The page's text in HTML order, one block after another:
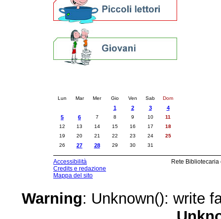
Lun Mar Mer Gio Ven Sab Dom
1 2 3
4
5
6 7 8 9 10
11
12
13 14 15 16 17
18
19
20 21 22 23 24
25
26
27 28 29 30 31
Accessibilità
Credits e redazione
Mappa del sito
Rete
Warning: Unknown(): write